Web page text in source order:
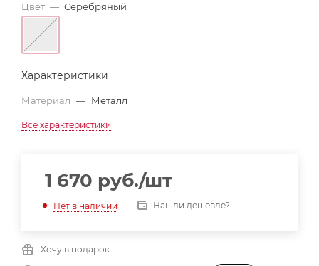
Цвет — Серебряный
Характеристики
Материал — Металл
Все характеристики
1 670 руб./шт
Нет в наличии Нашли дешевле?
Хочу в подарок